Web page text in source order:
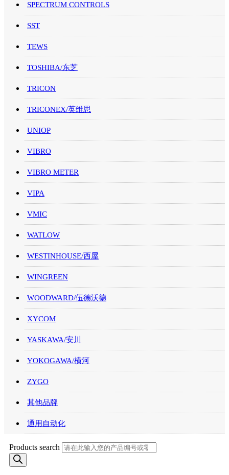
SPECTRUM CONTROLS
SST
TEWS
TOSHIBA/东芝
TRICON
TRICONEX/英维思
UNIOP
VIBRO
VIBRO METER
VIPA
VMIC
WATLOW
WESTINHOUSE/西屋
WINGREEN
WOODWARD/伍德沃德
XYCOM
YASKAWA/安川
YOKOGAWA/横河
ZYGO
其他品牌
通用自动化
Products search